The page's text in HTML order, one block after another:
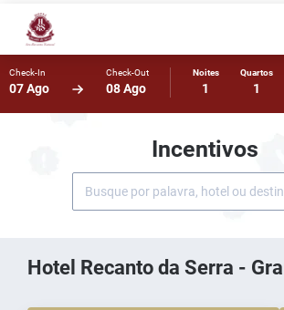
Check-In
07 Ago
Check-Out
08 Ago
Noites
1
Quartos
1
Incentivos
Hotel Recanto da Serra -